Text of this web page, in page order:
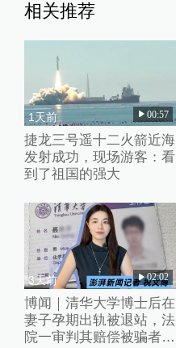
相关推荐
1天前 00:57
捷龙三号遥十二火箭近海
发射成功，现场游客：看
到了祖国的强大
3天前 02:02
博闻｜清华大学博士后在
妻子孕期出轨被退站，法
院一审判其赔偿被骗者1